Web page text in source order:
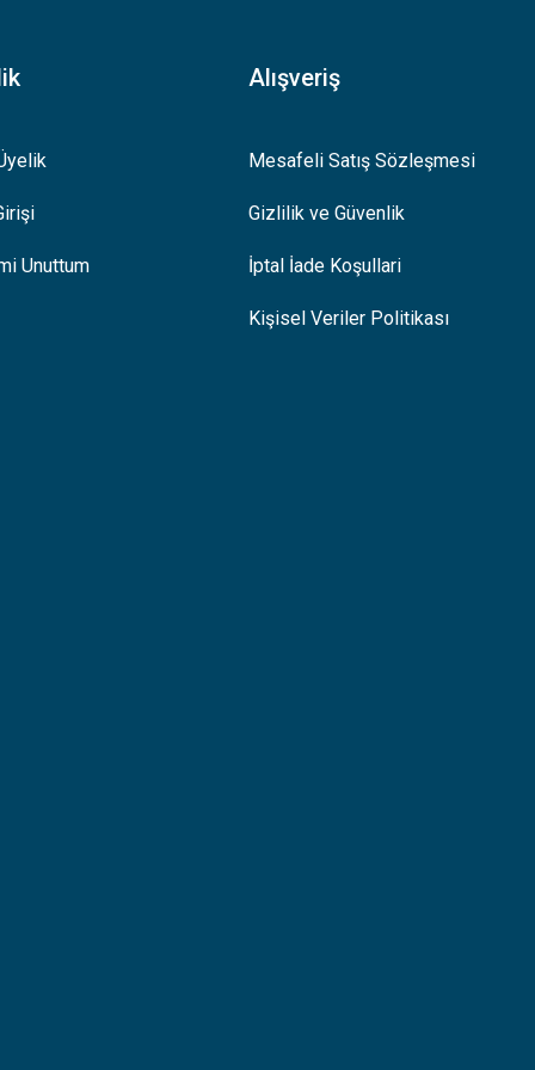
Unuttum
Alışveriş
Mesafeli Satış Sözleşmesi
Gizlilik ve Güvenlik
İptal İade Koşullari
Kişisel Veriler Politikası